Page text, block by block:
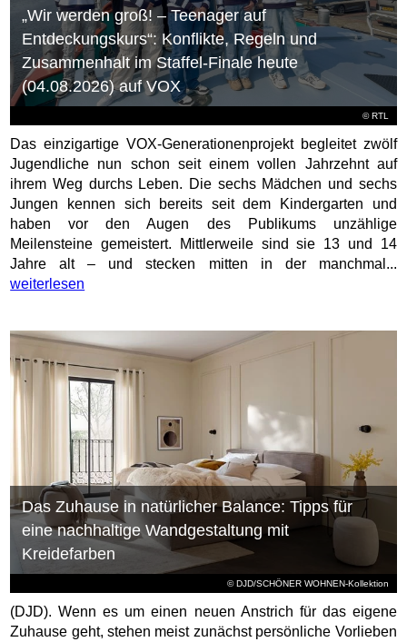
©RTL
„Wir werden groß! – Teenager auf
Entdeckungskurs“: Konflikte, Regeln und
Zusammenhalt im Staffel-Finale heute
(04.08.2026) auf VOX
Das einzigartige VOX-Generationenprojekt begleitet zwölf
Jugendliche nun schon seit einem vollen Jahrzehnt auf
ihrem Weg durchs Leben. Die sechs Mädchen und sechs
Jungen kennen sich bereits seit dem Kindergarten und
haben vor den Augen des Publikums unzählige
Meilensteine gemeistert. Mittlerweile sind sie 13 und 14
Jahre alt – und stecken mitten in der manchmal...
weiterlesen
© DJD/SCHÖNER WOHNEN-Kollektion
Das Zuhause in natürlicher Balance: Tipps für
eine nachhaltige Wandgestaltung mit
Kreidefarben
(DJD). Wenn es um einen neuen Anstrich für das eigene
Zuhause geht, stehen meist zunächst persönliche Vorlieben